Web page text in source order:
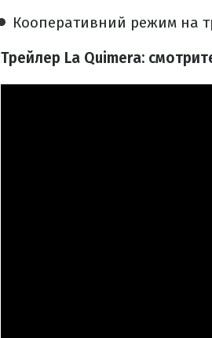
Кооперативний режим на
Трейлер La Quimera: